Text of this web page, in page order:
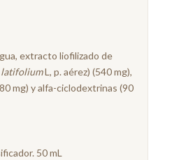
extracto liofilizado de
L, p. aérez) (540 mg),
mg) y alfa-ciclodextrinas (90
50 mL